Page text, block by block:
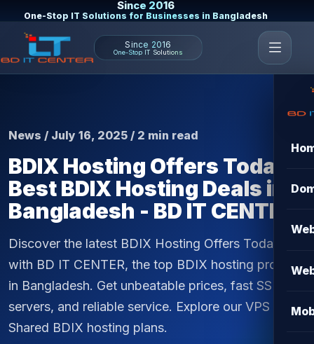
Since 2016
One-Stop IT Solutions for Businesses in Bangladesh
Since 2016
One-Stop IT Solutions
News / July 16, 2025 / 2 min read
BDIX Hosting Offers Today |
Best BDIX Hosting Deals in
Bangladesh - BD IT CENTER
Discover the latest BDIX Hosting Offers Today
with BD IT CENTER, the top BDIX hosting provider
in Bangladesh. Get unbeatable prices, fast SSD
servers, and reliable service. Explore our VPS &
Shared BDIX hosting plans.